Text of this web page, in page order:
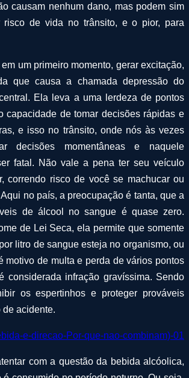
causam nenhum dano, mas podem sim
risco de vida no trânsito, e o pior, para
um primeiro momento, gerar excitação,
que causa a chamada depressão do
Ela leva a uma lerdeza de pontos
capacidade de tomar decisões rápidas e
e isso no trânsito, onde nós às vezes
decisões momentâneas e naquele
fatal. Não vale a pena ter seu veículo
correndo risco de você se machucar ou
no país, a preocupação é tanta, que a
de álcool no sangue é quase zero.
de Lei Seca, ela permite que somente
litro de sangue esteja no organismo, ou
motivo de multa e perda de vários pontos
considerada infração gravíssima. Sendo
os espertinhos e proteger prováveis
acidente.
com a questão da bebida alcóolica,